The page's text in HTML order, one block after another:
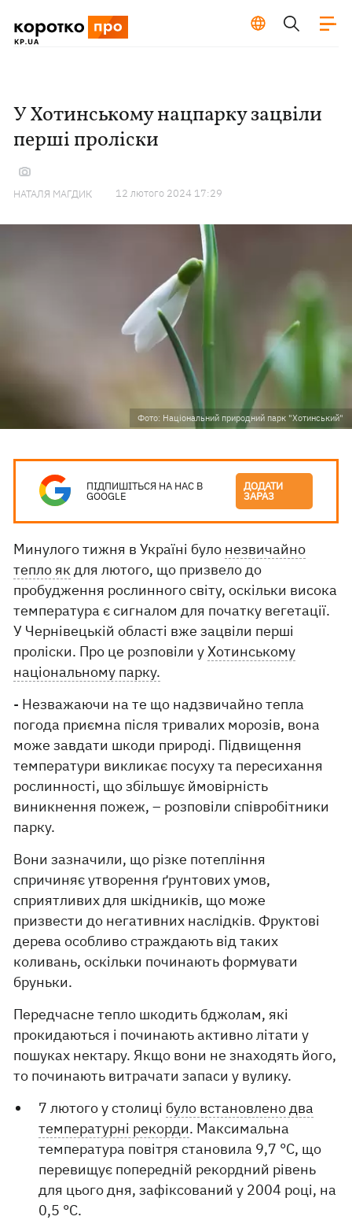
У Хотинському нацпарку зацвіли
перші проліски
НАТАЛЯ МАГДИК 12 лютого 2024 17:29
Фото: Національний природний парк "Хотинський"
ПІДПИШІТЬСЯ НА НАС В
GOOGLE
ДОДАТИ
ЗАРАЗ
Минулого тижня в Україні було незвичайно
тепло якдля лютого, що призвело до
пробудження рослинного світу, оскільки висока
температура є сигналом для початку вегетації.
У Чернівецькій області вже зацвіли перші
проліски. Про це розповіли уХотинському
національному парку.
- Незважаючи на те що надзвичайно тепла
погода приємна після тривалих морозів, вона
може завдати шкоди природі. Підвищення
температури викликає посуху та пересихання
рослинності, що збільшує ймовірність
виникнення пожеж, – розповіли співробітники
парку.
Вони зазначили, що різке потепління
спричиняє утворення ґрунтових умов,
сприятливих для шкідників, що може
призвести до негативних наслідків. Фруктові
дерева особливо страждають від таких
коливань, оскільки починають формувати
бруньки.
Передчасне тепло шкодить бджолам, які
прокидаються і починають активно літати у
пошуках нектару. Якщо вони не знаходять його,
то починають витрачати запаси у вулику.
7 лютого у столиці було встановлено два
температурні рекорди. Максимальна
температура повітря становила 9,7 °C, що
перевищує попередній рекордний рівень
для цього дня, зафіксований у 2004 році, на
0,5 °C.